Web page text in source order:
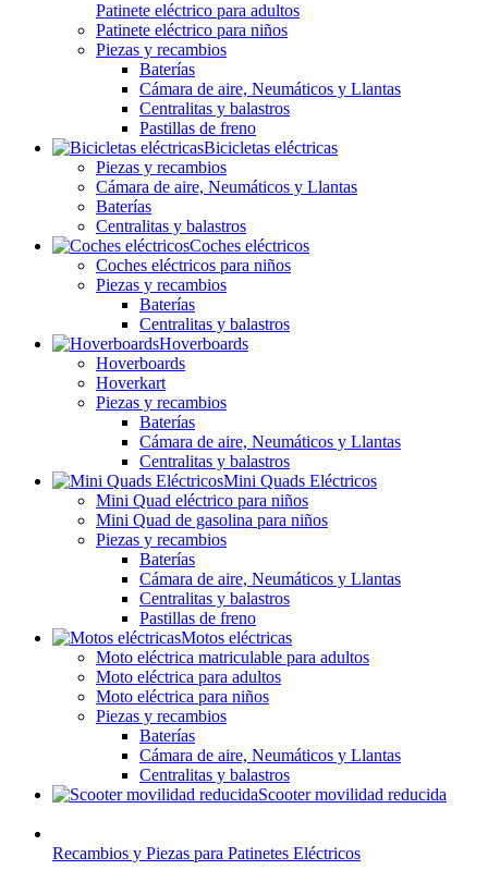
Patinete eléctrico para adultos
Patinete eléctrico para niños
Piezas y recambios
Baterías
Cámara de aire, Neumáticos y Llantas
Centralitas y balastros
Pastillas de freno
Bicicletas eléctricas
Piezas y recambios
Cámara de aire, Neumáticos y Llantas
Baterías
Centralitas y balastros
Coches eléctricos
Coches eléctricos para niños
Piezas y recambios
Baterías
Centralitas y balastros
Hoverboards
Hoverboards
Hoverkart
Piezas y recambios
Baterías
Cámara de aire, Neumáticos y Llantas
Centralitas y balastros
Mini Quads Eléctricos
Mini Quad eléctrico para niños
Mini Quad de gasolina para niños
Piezas y recambios
Baterías
Cámara de aire, Neumáticos y Llantas
Centralitas y balastros
Pastillas de freno
Motos eléctricas
Moto eléctrica matriculable para adultos
Moto eléctrica para adultos
Moto eléctrica para niños
Piezas y recambios
Baterías
Cámara de aire, Neumáticos y Llantas
Centralitas y balastros
Scooter movilidad reducida
Recambios y Piezas para Patinetes Eléctricos